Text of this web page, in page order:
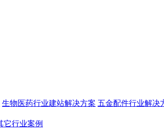
生物医药行业建站解决方案 五金配件行业解决
它行业案例